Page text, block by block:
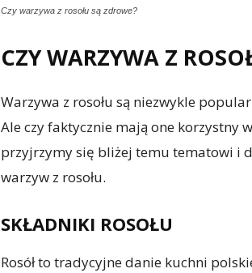
Czy warzywa z rosołu są zdrowe?
CZY WARZYWA Z
Warzywa z rosołu są niezwykle
Ale czy faktycznie mają one korzystny
przyjrzymy się bliżej temu tematowi i
warzyw z rosołu.
SKŁADNIKI ROSOŁU
Rosół to tradycyjne danie kuchni